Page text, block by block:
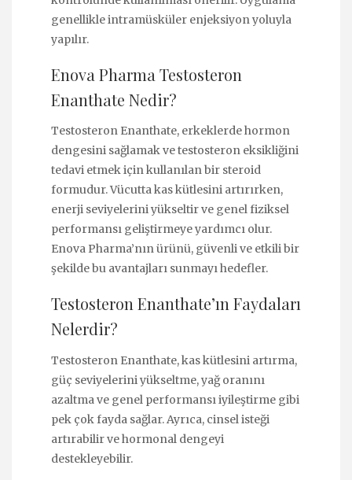
genellikle intramüsküler enjeksiyon yoluyla
yapılır.
Enova Pharma Testosteron
Enanthate Nedir?
Testosteron Enanthate, erkeklerde hormon
dengesini sağlamak ve testosteron eksikliğini
tedavi etmek için kullanılan bir steroid
formudur. Vücutta kas kütlesini artırırken,
enerji seviyelerini yükseltir ve genel fiziksel
performansı geliştirmeye yardımcı olur.
Enova Pharma’nın ürünü, güvenli ve etkili bir
şekilde bu avantajları sunmayı hedefler.
Testosteron Enanthate’ın Faydaları
Nelerdir?
Testosteron Enanthate, kas kütlesini artırma,
güç seviyelerini yükseltme, yağ oranını
azaltma ve genel performansı iyileştirme gibi
pek çok fayda sağlar. Ayrıca, cinsel isteği
artırabilir ve hormonal dengeyi
destekleyebilir.